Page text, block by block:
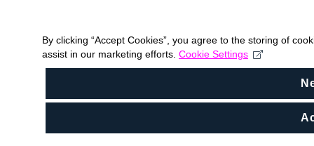
By clicking “Accept Cookies”, you agree to the storing of
assist in our marketing efforts. Cookie Settings